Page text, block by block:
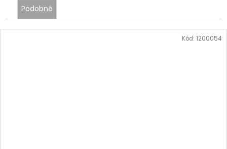
Podobné
Kód: 1200054